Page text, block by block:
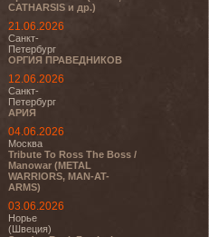
CATHARSIS и др.)
21.06.2026
Санкт-
Петербург
ОРГИЯ ПРАВЕДНИКОВ
12.06.2026
Санкт-
Петербург
АРИЯ
04.06.2026
Москва
Tribute To Ross The Boss /
Manowar (METAL
WARRIORS, MAN-AT-
ARMS)
03.06.2026
Норье
(Швеция)